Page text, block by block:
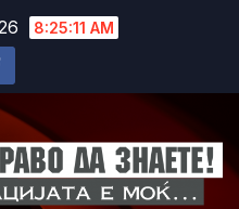
8:25:14 AM